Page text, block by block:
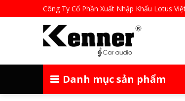
Công Ty Cổ Phần Xuất Nhập Khẩu Lotus
Danh mục sản phẩm